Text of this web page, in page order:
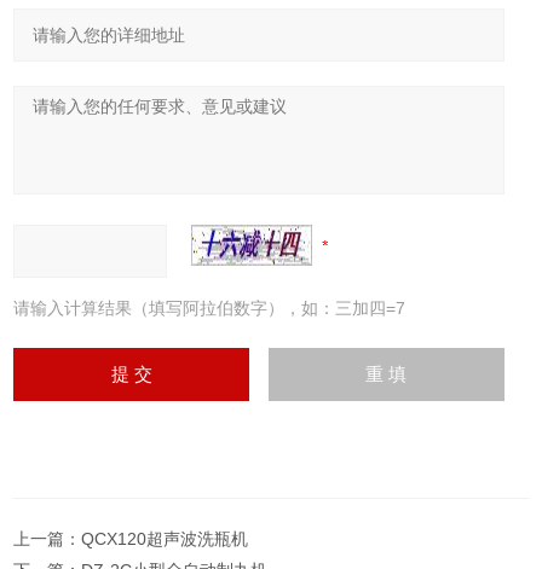
请输入计算结果（填写阿拉伯数字），如：三加四=7
上一篇：QCX120超声波洗瓶机